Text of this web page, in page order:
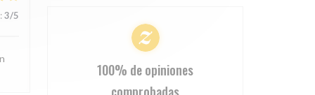
: 3/5
100% de opiniones
comprobadas